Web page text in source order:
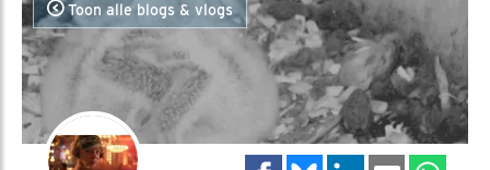
Toon alle blogs & vlogs